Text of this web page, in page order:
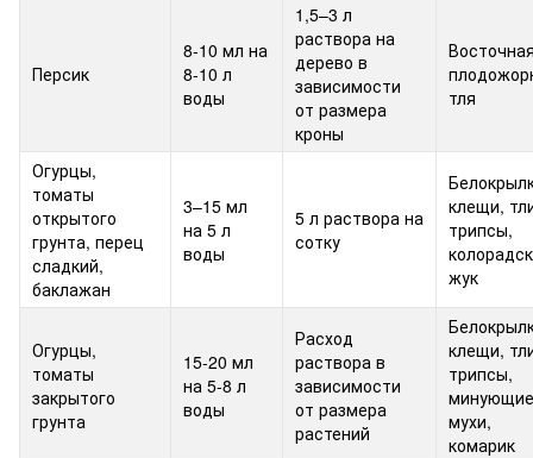
Персик
8-10 мл на
8-10 л
воды
1,5–3 л
раствора на
дерево в
зависимости
от размера
кроны
тля
Огурцы,
томаты
открытого
грунта, перец
сладкий,
баклажан
3–15 мл
на 5 л
воды
5 л раствора на
сотку
клещи,
трипсы,
жук
Огурцы,
томаты
закрытого
грунта
15-20 мл
на 5-8 л
воды
Расход
раствора в
зависимости
от размера
растений
клещи,
трипсы,
минующие
мухи,
комарик